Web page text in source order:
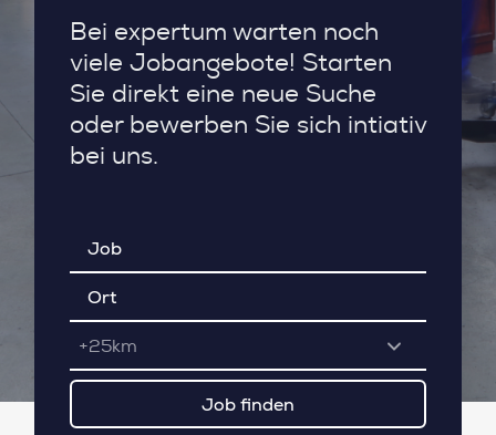
Bei expertum warten noch
viele Jobangebote! Starten
Sie direkt eine neue Suche
oder bewerben Sie sich intiativ
bei uns.
+25km